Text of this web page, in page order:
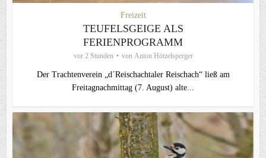
Freizeit
TEUFELSGEIGE ALS
FERIENPROGRAMM
vor 2 Stunden von Anton Hötzelsperger
Der Trachtenverein „d´Reischachtaler Reischach“ ließ am
Freitagnachmittag (7. August) alte...